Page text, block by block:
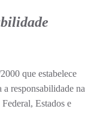
que estabelece
responsabilidade na
Estados e